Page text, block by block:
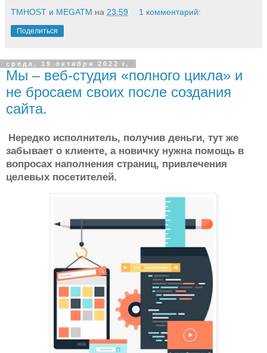
TMHOST и MEGATM на 23:59 1 комментарий:
Поделиться
среда, 19 октября 2022 г.
Мы – веб-студия «полного цикла» и
не бросаем своих после создания
сайта.
Нередко исполнитель, получив деньги, тут же
забывает о клиенте, а новичку нужна помощь в
вопросах наполнения страниц, привлечения
целевых посетителей.